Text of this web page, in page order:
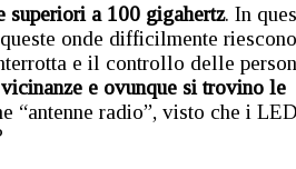
superiori a 100 gigahertz. In
onde difficilmente
e il controllo delle
e ovunque si trovino le
“antenne radio”, visto che i LED